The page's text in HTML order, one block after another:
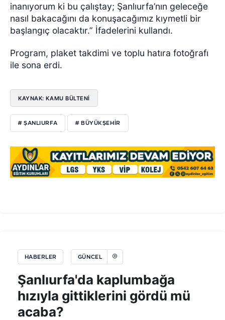
inanıyorum ki bu çalıştay; Şanlıurfa’nın geleceğe
nasıl bakacağını da konuşacağımız kıymetli bir
başlangıç olacaktır.” İfadelerini kullandı.
Program, plaket takdimi ve toplu hatıra fotoğrafı
ile sona erdi.
KAYNAK: KAMU BÜLTENİ
# ŞANLIURFA # BÜYÜKŞEHIR
HABERLER GÜNCEL
Şanlıurfa'da kaplumbağa
hızıyla gittiklerini gördü mü
acaba?